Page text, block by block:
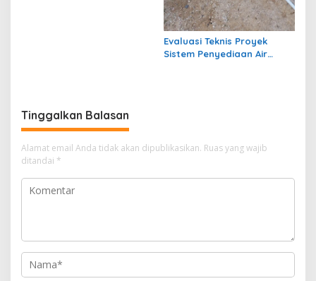
Evaluasi Teknis Proyek
Sistem Penyediaan Air
Tinggalkan Balasan
Alamat email Anda tidak akan dipublikasikan. Ruas yang wajib
ditandai *